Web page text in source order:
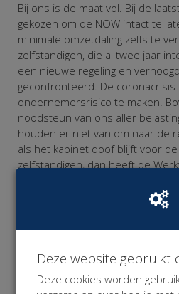
Bij ons is de maat vol. Bij de
gekozen om de NOW intact te
minimale omzetdaling zelfs te
zelfstandigen, die al twee jaar
een nieuwe regeling en
geconfronteerd. De
ondernemersrisico te maken.
noodsteun van ons aller
houden er niet van om naar de
als het kabinet doof blijft voor
zelfstandigen, dan heeft de
Wij gunnen alle werkenden die
Corona Maatregelen gepaste en
middelen beschikt om deze
hebben we deze
crowd funding
Deze website gebruikt
Deze cookies worden